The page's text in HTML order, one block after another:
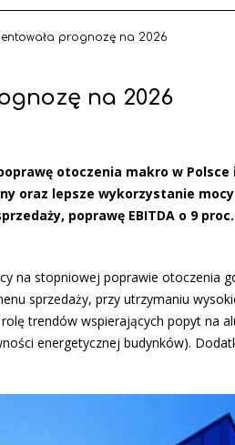
prognozę na 2026
na 2026
otoczenia makro w
oraz lepsze wykorzystanie
poprawę EBITDA o 9
na stopniowej poprawie otoczenia
sprzedaży, przy utrzymaniu
trendów wspierających popyt na
energetycznej budynków).